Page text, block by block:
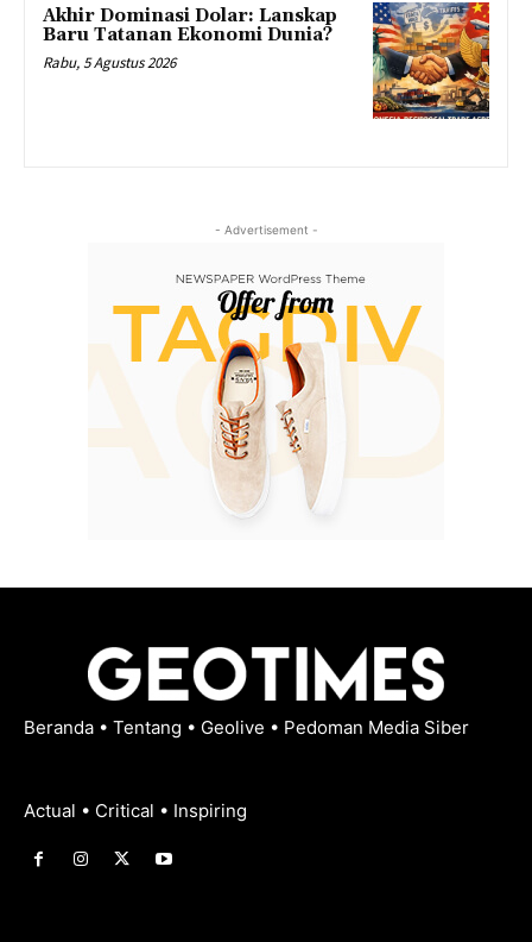
Akhir Dominasi Dolar: Lanskap
Baru Tatanan Ekonomi Dunia?
Rabu, 5 Agustus 2026
- Advertisement -
Beranda • Tentang • Geolive • Pedoman Media Siber
Actual • Critical • Inspiring